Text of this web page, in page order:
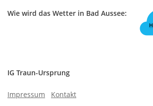
Wie wird das Wetter in Bad Aussee:
IG Traun-Ursprung
Impressum Kontakt